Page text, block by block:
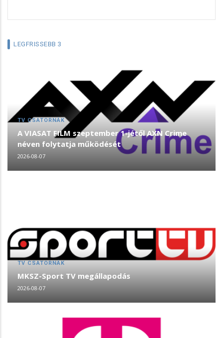
LEGFRISSEBB 3
TV CSATORNÁK
A VIASAT FILM szeptember 1-jétől AXN Crime
néven folytatja működését
2026-08-07
TV CSATORNÁK
MKSZ-Sport TV megállapodás
2026-08-07